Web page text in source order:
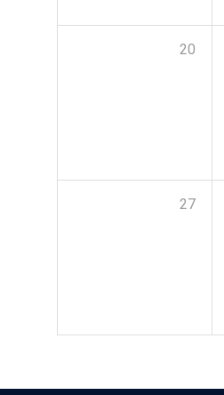
20
27